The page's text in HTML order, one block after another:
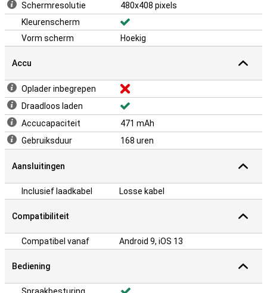
Schermresolutie
480x408 pixels
Kleurenscherm
Vorm scherm
Hoekig
Accu
Oplader inbegrepen
Draadloos laden
Accucapaciteit
471 mAh
Gebruiksduur
168 uren
Aansluitingen
Inclusief laadkabel Losse kabel
Compatibiliteit
Compatibel vanaf Android 9, iOS 13
Bediening